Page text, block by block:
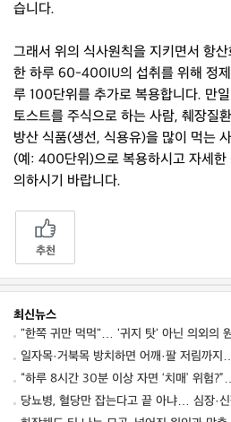
습니다.
그래서 위의 식사원칙을 지키면서 항
한 하루 60-400IU의 섭취를 위해 정
루 100단위를 추가로 복용합니다. 만
토스트를 주식으로 하는 사람, 췌장질
방산 식품(생선, 식용유)을 많이 먹는
(예: 400단위)으로 복용하시고 자세한
의하시기 바랍니다.
추천
최신뉴스
"한쪽 귀만 먹먹"… '귀지 탓' 아닌 의외의
일자목·거북목 방치하면 어깨·팔 저림까
당뇨병, 혈당만 잡는다고 끝 아냐… 심장·